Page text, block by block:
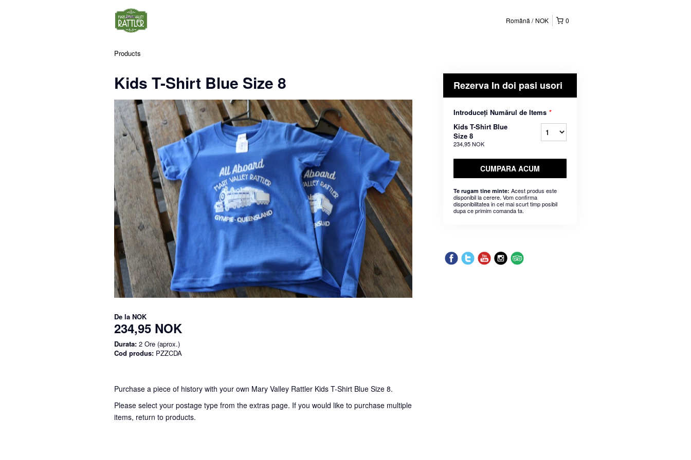
0
Română NOK
Products
Kids T-Shirt Blue Size 8
De la NOK
234,95 NOK
Durata: 2 Ore (aprox.)
Cod produs: PZZCDA
Purchase a piece of history with your own Mary Valley Rattler Kids T-Shirt Blue Size 8.
Please select your postage type from the extras page. If you would like to purchase multiple
items, return to products.
Rezerva In doi pasi usori
Introduceți Numărul de Items *
Kids T-Shirt Blue
Size 8
234,95 NOK
CUMPARA ACUM
Te rugam tine minte: Acest produs este
disponibil la cerere. Vom confirma
disponibilitatea in cel mai scurt timp posibil
dupa ce primim comanda ta.